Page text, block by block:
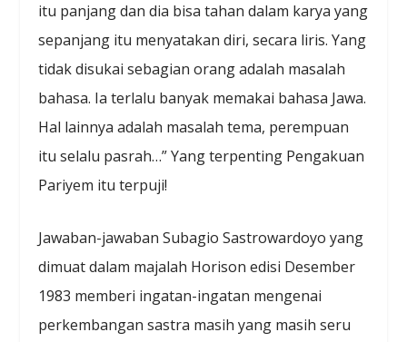
itu panjang dan dia bisa tahan dalam karya yang
sepanjang itu menyatakan diri, secara liris. Yang
tidak disukai sebagian orang adalah masalah
bahasa. Ia terlalu banyak memakai bahasa Jawa.
Hal lainnya adalah masalah tema, perempuan
itu selalu pasrah…” Yang terpenting Pengakuan
Pariyem itu terpuji!
Jawaban-jawaban Subagio Sastrowardoyo yang
dimuat dalam majalah Horison edisi Desember
1983 memberi ingatan-ingatan mengenai
perkembangan sastra masih yang masih seru